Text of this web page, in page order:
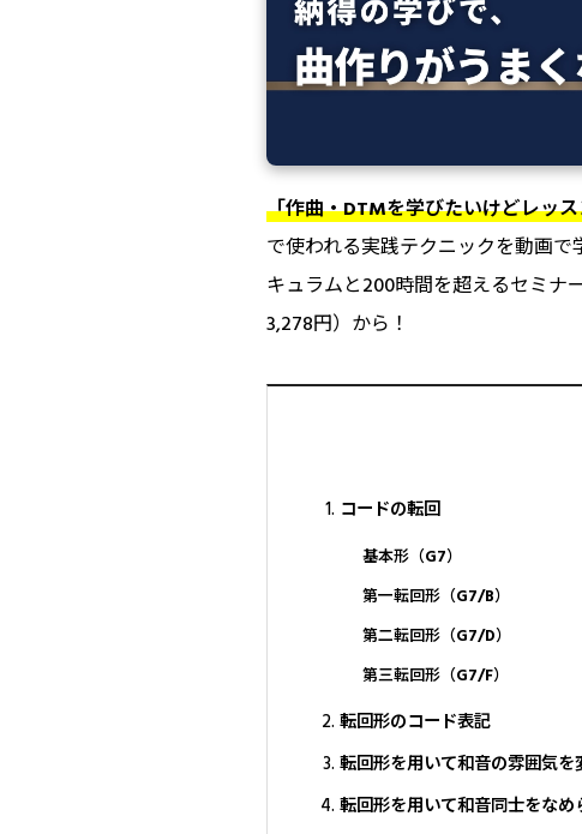
「作曲・DTMを学びたいけどレッ
で使われる実践テクニックを動画
キュラムと200時間を超えるセミナ
3,278円）から！
コードの転回
基本形（G7）
第一転回形（G7/B）
第二転回形（G7/D）
第三転回形（G7/F）
転回形のコード表記
転回形を用いて和音の雰囲気を
転回形を用いて和音同士をなめ